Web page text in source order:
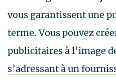
vous garantissent une
terme. Vous pouvez
publicitaires à l’image
s’adressant à un